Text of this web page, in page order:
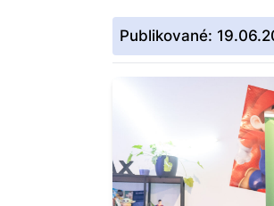
Publikované: